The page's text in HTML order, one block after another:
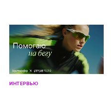
ИНТЕРВЬЮ